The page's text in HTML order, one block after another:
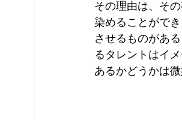
その理由は、そ
染めることがで
させるものがあ
るタレントはイ
あるかどうかは